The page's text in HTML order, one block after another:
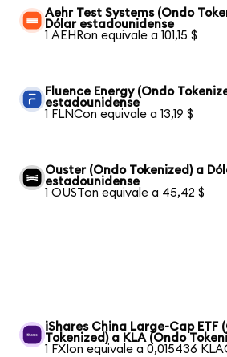
Aehr Test Systems (Ondo
Dólar estadounidense
1 AEHRon equivale a 101,15 $
Fluence Energy (Ondo
estadounidense
1 FLNCon equivale a 13,19 $
Ouster (Ondo Tokenized) a
estadounidense
1 OUSTon equivale a 45,42 $
iShares China Large-Cap ETF
Tokenized) a KLA (Ondo
1 FXIon equivale a 0,015436